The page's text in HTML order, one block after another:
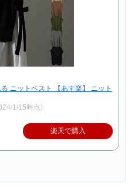
ニットベスト 【あす楽】 ニット
1/15時点)
楽天で購入